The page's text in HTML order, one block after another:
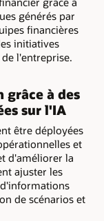
générés par
financières
initiatives
l'entreprise.
grâce à des
sur l'IA
être déployées
et
d'améliorer la
ajuster les
de scénarios et